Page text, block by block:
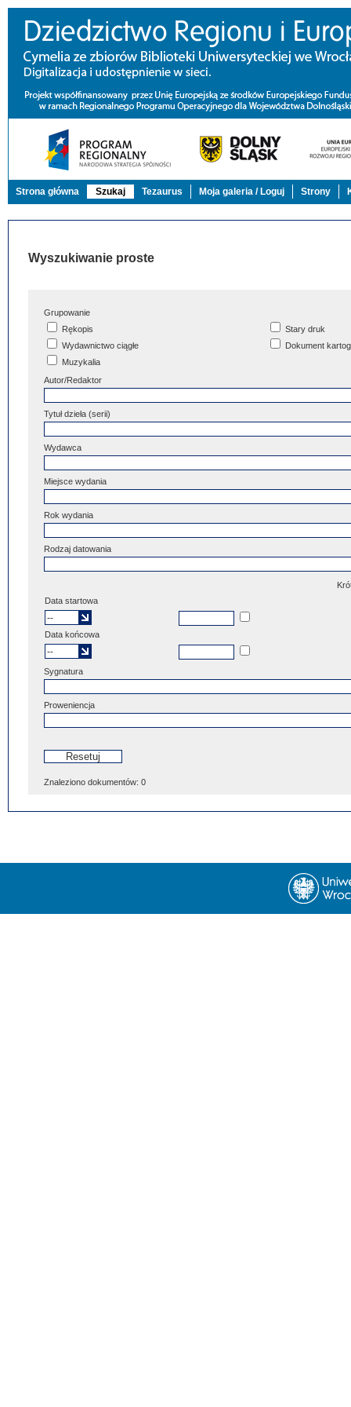
Strona główna Szukaj Tezaurus Moja galeria / Loguj Strony
Wyszukiwanie proste
Grupowanie
Rękopis
Stary druk
Wydawnictwo ciągłe
Dokument
Muzykalia
Autor/Redaktor
Tytuł dzieła (serii)
Wydawca
Miejsce wydania
Rok wydania
Rodzaj datowania
Data startowa
Data końcowa
Sygnatura
Proweniencja
Znaleziono dokumentów: 0